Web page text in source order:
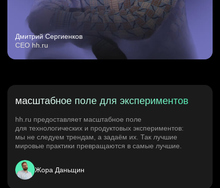
Дмитрий Сергиенков
CEO hh.ru
масштабное поле для экспериментов
hh.ru предоставляет масштабное поле
для технологических и продуктовых экспериментов:
мы не следуем трендам, а задаём их. Так лучшие
мировые практики превращаются в самые лучшие.
Жора Даньщин